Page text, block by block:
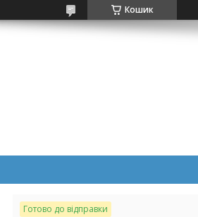
Кошик
Готово до відправки